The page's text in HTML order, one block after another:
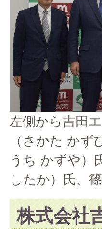
左側から吉田
（さかた か
うち かずや）
したか）氏、
株式会社